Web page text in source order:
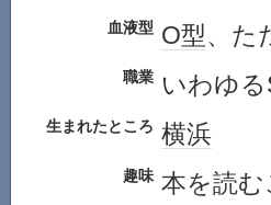
血液型 O型、た
職業 いわゆる
生まれたところ 横浜
趣味 本を読む